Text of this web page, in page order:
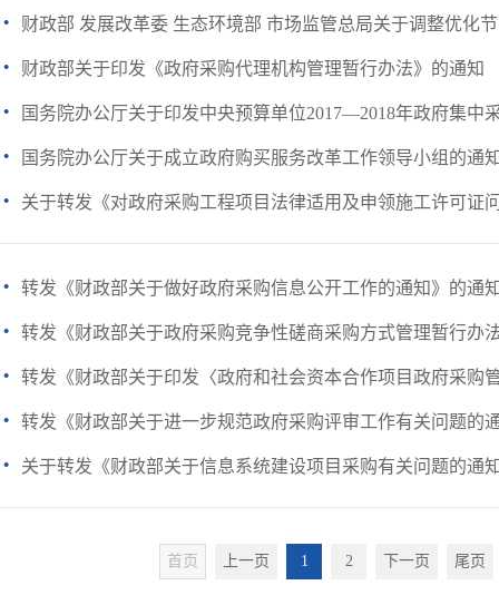
· 财政部 发展改革委 生态环境部 市场监管总局关于调整优化
· 财政部关于印发《政府采购代理机构管理暂行办法》的通知
· 国务院办公厅关于印发中央预算单位2017—2018年政府集中
· 国务院办公厅关于成立政府购买服务改革工作领导小组的通
· 关于转发《对政府采购工程项目法律适用及申领施工许可证
· 转发《财政部关于做好政府采购信息公开工作的通知》的通
· 转发《财政部关于政府采购竞争性磋商采购方式管理暂行办
· 转发《财政部关于印发〈政府和社会资本合作项目政府采购
· 转发《财政部关于进一步规范政府采购评审工作有关问题的
· 关于转发《财政部关于信息系统建设项目采购有关问题的通
首页 上一页 1 2 下一页 尾页